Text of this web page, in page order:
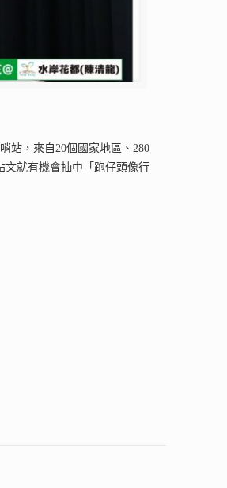
站，來自20個國家地區、280
文就有機會抽中「跑仔頭像行